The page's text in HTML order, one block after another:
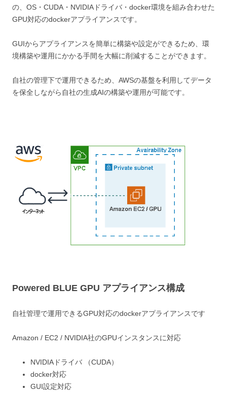
の、OS・CUDA・NVIDIAドライバ・docker環境を組み合わせた
GPU対応のdockerアプライアンスです。
GUIからアプライアンスを簡単に構築や設定ができるため、環
境構築や運用にかかる手間を大幅に削減することができます。
自社の管理下で運用できるため、AWSの基盤を利用してデータ
を保全しながら自社の生成AIの構築や運用が可能です。
Powered BLUE GPU アプライアンス構成
自社管理で運用できるGPU対応のdockerアプライアンスです
Amazon / EC2 / NVIDIA社のGPUインスタンスに対応
NVIDIAドライバ （CUDA）
docker対応
GUI設定対応